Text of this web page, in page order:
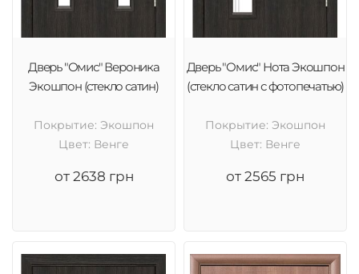
Дверь "Омис" Вероника
Экошпон (стекло сатин)
Покрытие: Экошпон
Цвет: Венге
от 2638 грн
Дверь "Омис" Нота Экошпон
(стекло сатин с фотопечатью)
Покрытие: Экошпон
Цвет: Венге
от 2565 грн